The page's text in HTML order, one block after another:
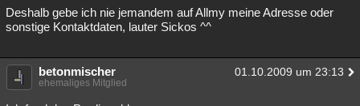
Deshalb gebe ich nie jemandem auf Allmy meine Adresse oder
sonstige Kontaktdaten, lauter Sickos ^^
betonmischer 01.10.2009 um 23:13
ehemaliges Mitglied